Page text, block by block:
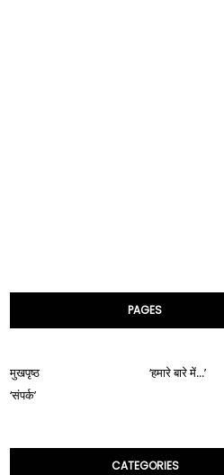
PAGES
मुखपृष्ठ
‘हमारे बारे में...’
‘संपर्क’
CATEGORIES